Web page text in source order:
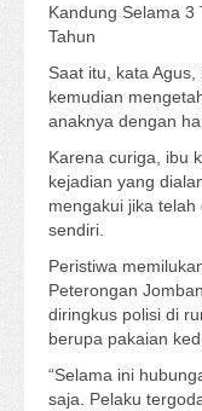
Kandung Selama 3
Tahun
Saat itu, kata
kemudian
anaknya dengan
Karena curiga, ibu
kejadian yang
mengakui jika
sendiri.
Peristiwa
Peterongan
diringkus polisi di
berupa pakaian
“Selama ini
saja. Pelaku